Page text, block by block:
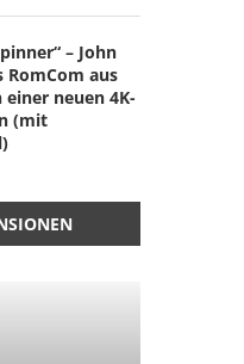
– John
RomCom aus
einer neuen 4K-
(mit